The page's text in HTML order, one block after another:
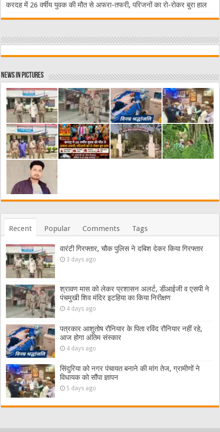
करदह में 26 वर्षीय युवक की मौत से अफरा-तफरी, परिजनों का रो-रोकर बुरा हाल
News in Pictures
Recent Popular Comments Tags
वारंटी गिरफ्तार, चौक पुलिस ने दबिश देकर किया गिरफ्तार
3 days ago
श्रावण मास को लेकर प्रशासन अलर्ट, डीआईजी व एसपी ने
पंचमुखी शिव मंदिर इटहिया का किया निरीक्षण
4 days ago
पत्रकार आशुतोष रौनियार के पिता रविंद रौनियार नहीं रहे,
आज होगा अंतिम संस्कार
4 days ago
सिंदुरिया को नगर पंचायत बनाने की मांग तेज, ग्रामीणों ने
विधायक को सौंपा ज्ञापन
5 days ago